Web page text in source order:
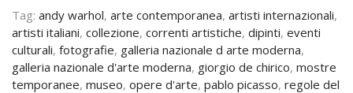
Tag: andy warhol, arte contemporanea, artisti internazionali,
artisti italiani, collezione, correnti artistiche, dipinti, eventi
culturali, fotografie, galleria nazionale d arte moderna,
galleria nazionale d'arte moderna, giorgio de chirico, mostre
temporanee, museo, opere d'arte, pablo picasso, regole del